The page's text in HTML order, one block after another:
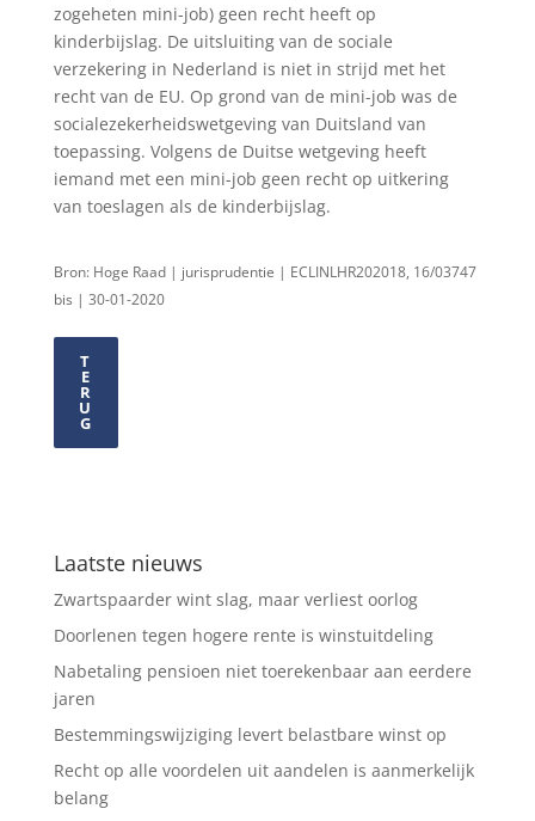
zogeheten mini-job) geen recht heeft op
kinderbijslag. De uitsluiting van de sociale
verzekering in Nederland is niet in strijd met het
recht van de EU. Op grond van de mini-job was de
socialezekerheidswetgeving van Duitsland van
toepassing. Volgens de Duitse wetgeving heeft
iemand met een mini-job geen recht op uitkering
van toeslagen als de kinderbijslag.
Bron: Hoge Raad | jurisprudentie | ECLINLHR202018, 16/03747
bis | 30-01-2020
T
E
R
U
G
Laatste nieuws
Zwartspaarder wint slag, maar verliest oorlog
Doorlenen tegen hogere rente is winstuitdeling
Nabetaling pensioen niet toerekenbaar aan eerdere
jaren
Bestemmingswijziging levert belastbare winst op
Recht op alle voordelen uit aandelen is aanmerkelijk
belang